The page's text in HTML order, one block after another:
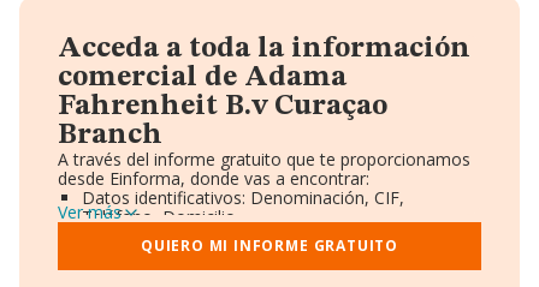
Acceda a toda la información
comercial de Adama
Fahrenheit B.v Curaçao
Branch
A través del informe gratuito que te proporcionamos
desde Einforma, donde vas a encontrar:
Datos identificativos: Denominación, CIF,
Teléfono, Domicilio.
Informe Mercantil Completo (BORME).
Gráficos de Evolución Ventas y Empleados.
Consejo de Administración y Administradores.
Ver más
QUIERO MI INFORME GRATUITO